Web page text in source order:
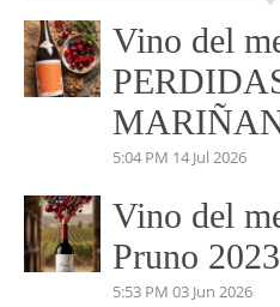
Vino del
5:04 PM 14 Jul 2026
Vino del
Pruno 2023
5:53 PM 03 Jun 2026